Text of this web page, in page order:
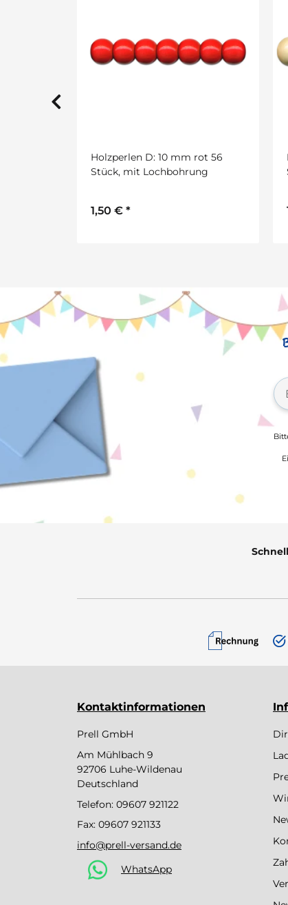
Holzperlen D: 12 mm natur 35
St. mit Lochbohrung
1,50 € *
Kontaktinformationen
Prell GmbH
Am Mühlbach 9
92706 Luhe-Wildenau
Deutschland
Telefon: 09607 921122
Fax: 09607 921133
info@prell-versand.de
WhatsApp